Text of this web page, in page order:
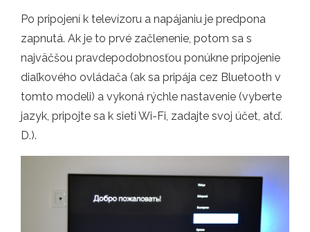
Po pripojení k televízoru a napájaniu je predpona
zapnutá. Ak je to prvé začlenenie, potom sa s
najväčšou pravdepodobnosťou ponúkne pripojenie
diaľkového ovládača (ak sa pripája cez Bluetooth v
tomto modeli) a vykoná rýchle nastavenie (vyberte
jazyk, pripojte sa k sieti Wi-Fi, zadajte svoj účet, atď.
D.).